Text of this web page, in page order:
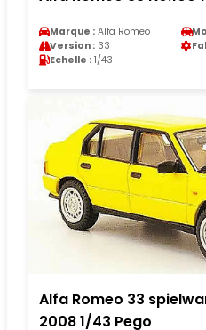
Marque : Alfa Romeo
Version : 33
Echelle : 1/43
Alfa Romeo 33
2008 1/43 Pego